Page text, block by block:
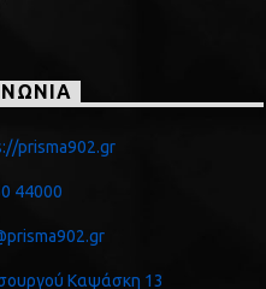
prisma902.gr
44000
Καψάσκη 13